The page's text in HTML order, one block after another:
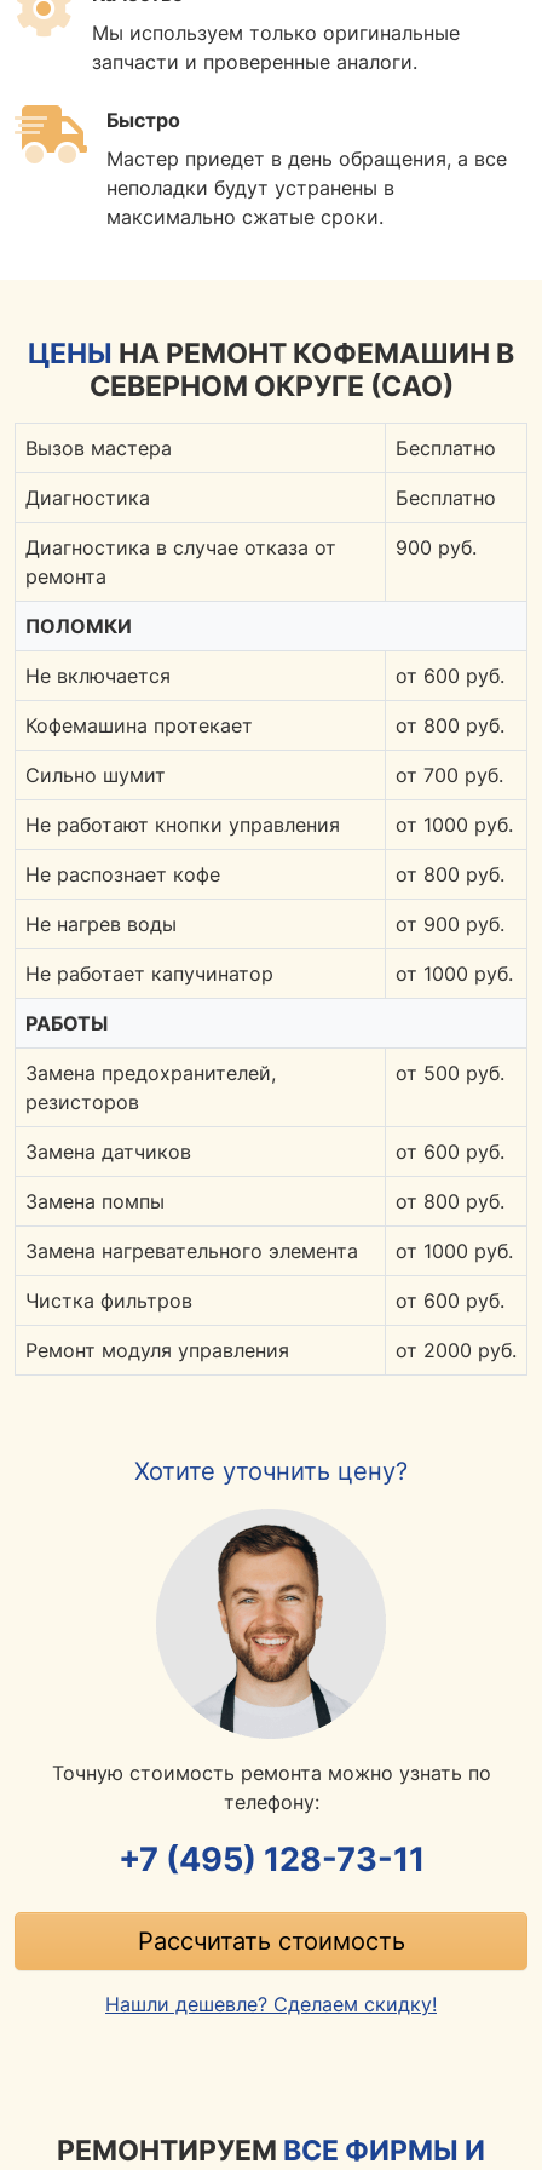
Мы используем только оригинальные
запчасти и проверенные аналоги.
Быстро
Мастер приедет в день обращения, а все
неполадки будут устранены в
максимально сжатые сроки.
ЦЕНЫ НА РЕМОНТ КОФЕМАШИН В
СЕВЕРНОМ ОКРУГЕ (САО)
Вызов мастера Бесплатно
Диагностика Бесплатно
Диагностика в случае отказа от
ремонта
900 руб.
ПОЛОМКИ
Не включается от 600 руб.
Кофемашина протекает от 800 руб.
Сильно шумит от 700 руб.
Не работают кнопки управления от 1000 руб.
Не распознает кофе от 800 руб.
Не нагрев воды от 900 руб.
Не работает капучинатор от 1000 руб.
РАБОТЫ
Замена предохранителей,
резисторов
от 500 руб.
Замена датчиков от 600 руб.
Замена помпы от 800 руб.
Замена нагревательного элемента от 1000 руб.
Чистка фильтров от 600 руб.
Ремонт модуля управления от 2000 руб.
Хотите уточнить цену?
Точную стоимость ремонта можно узнать по
телефону:
+7 (495) 128-73-11
Рассчитать стоимость
Нашли дешевле? Сделаем скидку!
РЕМОНТИРУЕМ ВСЕ ФИРМЫ И